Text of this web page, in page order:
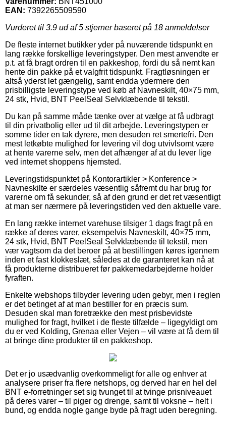
EAN: 7392265509590
Vurderet til 3.9 ud af 5 stjerner baseret på 18 anmeldelser
De fleste internet butikker yder på nuværende tidspunkt en
lang række forskellige leveringstyper. Den mest anvendte er
p.t. at få bragt ordren til en pakkeshop, fordi du så nemt kan
hente din pakke på et valgfrit tidspunkt. Fragtløsningen er
altså yderst let gængelig, samt endda ydermere den
prisbilligste leveringstype ved køb af Navneskilt, 40×75 mm,
24 stk, Hvid, BNT PeelSeal Selvklæbende til tekstil.
Du kan på samme måde tænke over at vælge at få udbragt
til din privatbolig eller ud til dit arbejde. Leveringstypen er
somme tider en tak dyrere, men desuden ret smertefri. Den
mest letkøbte mulighed for levering vil dog utvivlsomt være
at hente varerne selv, men det afhænger af at du lever lige
ved internet shoppens hjemsted.
Leveringstidspunktet på Kontorartikler > Konference >
Navneskilte er særdeles væsentlig såfremt du har brug for
varerne om få sekunder, så af den grund er det ret væsentligt
at man ser nærmere på leveringstiden ved den aktuelle vare.
En lang række internet varehuse tilsiger 1 dags fragt på en
række af deres varer, eksempelvis Navneskilt, 40×75 mm,
24 stk, Hvid, BNT PeelSeal Selvklæbende til tekstil, men
vær vagtsom da det beroer på at bestillingen køres igennem
inden et fast klokkeslæt, således at de garanteret kan nå at
få produkterne distribueret før pakkemedarbejderne holder
fyraften.
Enkelte webshops tilbyder levering uden gebyr, men i reglen
er det betinget af at man bestiller for en præcis sum.
Desuden skal man foretrække den mest prisbevidste
mulighed for fragt, hvilket i de fleste tilfælde – ligegyldigt om
du er ved Kolding, Grenaa eller Vejen – vil være at få dem til
at bringe dine produkter til en pakkeshop.
Det er jo usædvanlig overkommeligt for alle og enhver at
analysere priser fra flere netshops, og derved har en hel del
BNT e-forretninger set sig tvunget til at tvinge prisniveauet
på deres varer – til piger og drenge, samt til voksne – helt i
bund, og endda nogle gange byde på fragt uden beregning.